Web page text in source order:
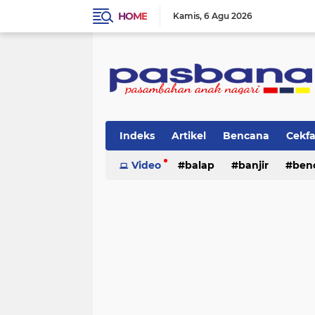
HOME Kamis 6 Agu 2026
Indeks Artikel Bencana
Musik Olahraga Pariwisata
Video balap banjir